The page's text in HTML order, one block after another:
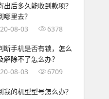
出后多久能收到款项？
哪里去？
08-03
6378
断手机是否有锁，怎么
解除不了怎么办？
08-03
6709
我的机型型号怎么办？